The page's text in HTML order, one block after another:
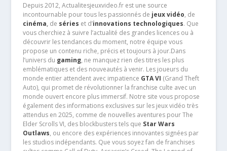
Depuis 2012, Actualitesjeuxvideo.fr est une source
incontournable pour tous les passionnés de jeux vidéo, de
cinéma,de séries et d’innovations technologiques. Que
vous cherchiez à suivre l’actualité des grandes licences ou à
découvrir les tendances du moment, notre équipe vous
propose un contenu riche, précis et toujours à jour.Dans
l’univers du gaming, ne manquez rien des titres les plus
emblématiques et des nouveautés à venir. Les joueurs du
monde entier attendent avec impatience GTA VI (Grand Theft
Auto), qui promet de révolutionner la franchise culte avec un
monde ouvert encore plus immersif. Notre site vous propose
également des informations exclusives sur les jeux vidéo très
attendus en 2025, comme de nouvelles aventures pour The
Elder Scrolls VI, des blockbusters tels que Star Wars
Outlaws, ou encore des expériences innovantes signées par
les studios indépendants. Que vous soyez fan de franchises